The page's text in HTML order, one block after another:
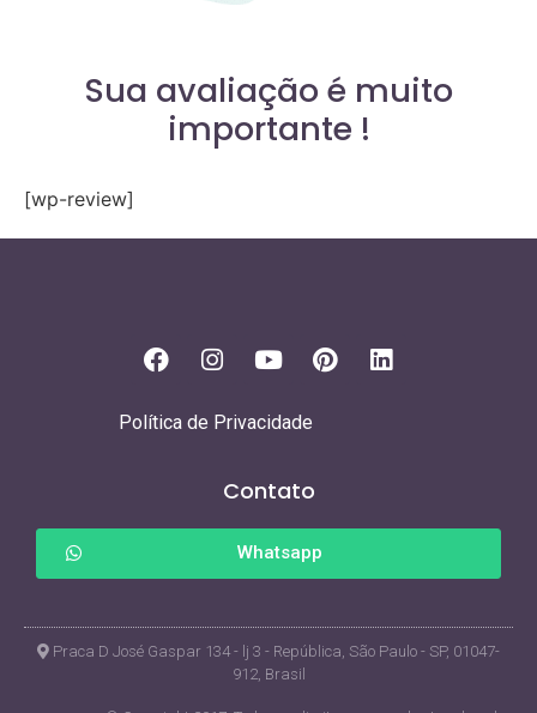
Sua avaliação é muito
importante !
[wp-review]
Política de Privacidade
Contato
Whatsapp
Praca D José Gaspar 134 - lj 3 - República, São Paulo - SP, 01047-
912, Brasil